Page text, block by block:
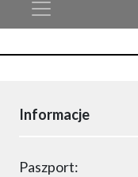
Informacje
Paszport: